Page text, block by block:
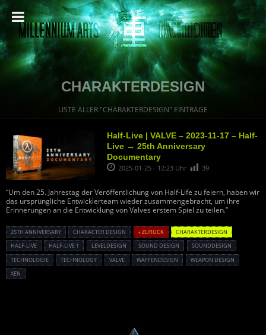
CHARAKTERDESIGN
LISTE ALLER "CHARAKTERDESIGN" EINTRÄGE
Half-Live | VALVE – 2023-11-17 – Half-
Live → 25th Anniversary
Documentary
2025-01-25 - 12:23 Uhr 39
“Um den 25. Jahrestag der Veröffentlichung von Half-Life zu feiern, haben wir
das ursprüngliche Entwicklerteam wieder zusammengebracht, um ihre
Erinnerungen an die Entwicklung von Valves erstem Spiel zu teilen.”
25TH ANNIVERSARY CHARACTER DESIGN « ZURÜCK
CHARAKTERDESIGN
HALF-LIVE
HALF-LIVE 1 LEVELDESIGN SOUND DESIGN
SOUNDDESIGN
TECHNOLOGIE
TECHNOLOGY VALVE WAFFENDESIGN
WEAPON DESIGN
XEN